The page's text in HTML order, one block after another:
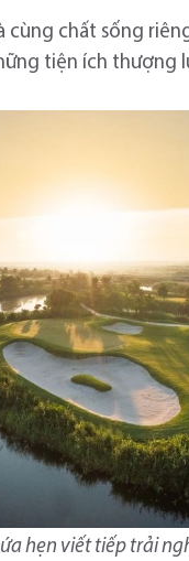
chất sống
tiện ích thượng
hẹn viết tiếp trải